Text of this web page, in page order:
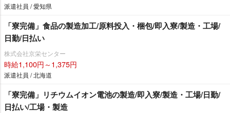
派遣社員 / 愛知県
「寮完備」食品の製造加工/原料投入・梱包/即入寮/製造・工場/
日勤/日払い
株式会社京栄センター
時給1,100円～1,375円
派遣社員 / 北海道
「寮完備」リチウムイオン電池の製造/即入寮/製造・工場/日勤/
日払い/工場・製造